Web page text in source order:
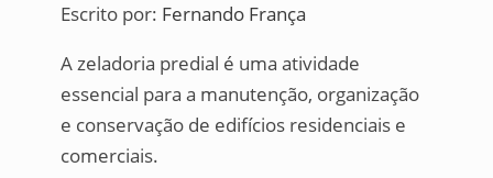
Escrito por: Fernando França
A zeladoria predial é uma atividade
essencial para a manutenção, organização
e conservação de edifícios residenciais e
comerciais.